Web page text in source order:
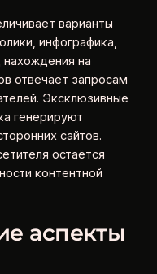
варианты
инфографика,
на
отвечает запросам
Эксклюзивные
генерируют
сайтов.
остаётся
контентной
аспекты